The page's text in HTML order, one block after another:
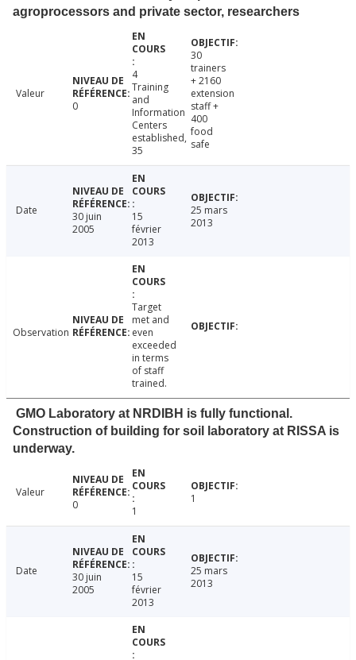
agroprocessors and private sector, researchers
Valeur
0
4
Training
and
Information
Centers
established,
35
30
trainers
+ 2160
extension
staff +
400
food
safe
Date
30 juin
2005
15
février
2013
25 mars
2013
Observation
Target
met and
even
exceeded
in terms
of staff
trained.
GMO Laboratory at NRDIBH is fully functional.
Construction of building for soil laboratory at RISSA is
underway.
Valeur
0
1
1
Date
30 juin
2005
15
février
2013
25 mars
2013